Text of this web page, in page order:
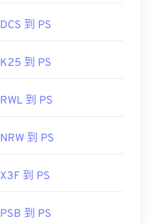
DCS 到 PS
K25 到 PS
RWL 到 PS
NRW 到 PS
X3F 到 PS
PSB 到 PS